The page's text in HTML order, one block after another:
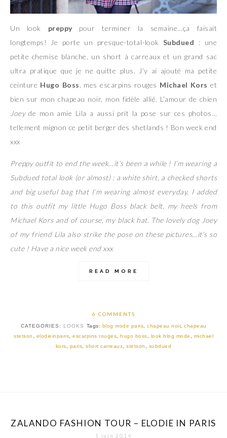
Un look preppy pour terminer la semaine…ça faisait
longtemps! Je porte un presque-total-look Subdued : une
petite chemise blanche, un short à carreaux et un grand sac
ultra pratique que je ne quitte plus. J’y ai ajouté ma petite
ceinture Hugo Boss , mes escarpins rouges Michael Kors et
bien sur mon chapeau noir, mon fidèle allié. L’amour de chien
Joeyde mon amie Lila a aussi prit la pose sur ces photos…
tellement mignon ce petit berger des shetlands ! Bon week end
xxx
Preppy outfit to end the week…it’s been a while ! I’m wearing a
Subdued total look (or almost) : a white shirt, a checked shorts
and big useful bag that I’m wearing almost everyday. I added
to this outfit my little Hugo Boss black belt, my heels from
Michael Kors and of course, my black hat. The lovely dog Joey
of my friend Lila also strike the pose on these pictures…it’s so
cute ! Have a nice week end xxx
READ MORE
6 COMMENTS
CATEGORIES: LOOKS Tags: blog mode paris chapeau noir, chapeau
stetson
elodieinparis escarpins rouges hugo boss look blog mode
michael
kors
paris ,short carreaux ,stetson subdued
ZALANDO FASHION TOUR – ELODIE IN PARIS
1 juin 2014